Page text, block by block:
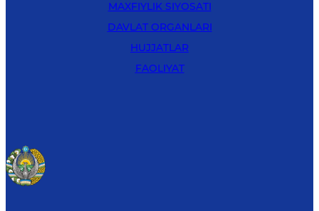
MAXFIYLIK SIYOSATI
DAVLAT ORGANLARI
HUJJATLAR
FAOLIYAT